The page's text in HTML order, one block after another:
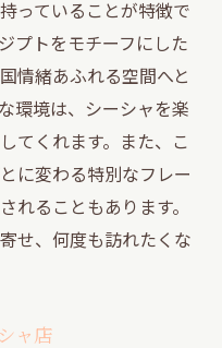
っていることが特徴で
プトをモチーフにした
情緒あふれる空間へと
環境は、シーシャを楽
てくれます。また、こ
に変わる特別なフレー
れることもあります。
せ、何度も訪れたくな
ャ店